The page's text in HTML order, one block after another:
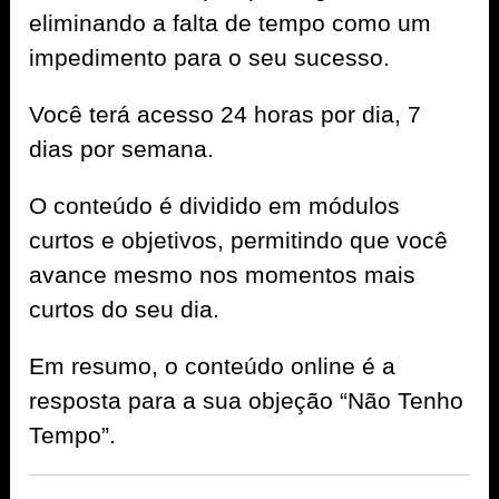
eliminando a falta de tempo como um
impedimento para o seu sucesso.
Você terá acesso 24 horas por dia, 7
dias por semana.
O conteúdo é dividido em módulos
curtos e objetivos, permitindo que você
avance mesmo nos momentos mais
curtos do seu dia.
Em resumo, o conteúdo online é a
resposta para a sua objeção “Não Tenho
Tempo”.